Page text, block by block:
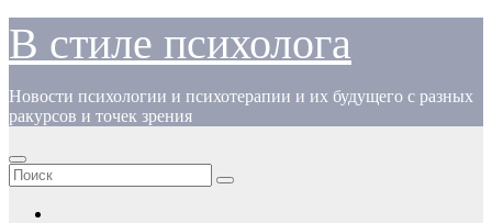
Перейти
содержимому
В стиле психолога
Новости психологии и психотерапии и их будущего с разных
ракурсов и точек зрения